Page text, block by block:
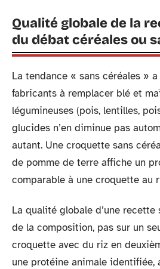
Qualité globale de la
du débat céréales ou
La tendance « sans céréales »
fabricants à remplacer blé et
légumineuses (pois, lentilles,
glucides n’en diminue pas
autant. Une croquette sans
de pomme de terre affiche un
comparable à une croquette au
La qualité globale d’une recette
de la composition, pas sur un
croquette avec du riz en
une protéine animale identifiée,